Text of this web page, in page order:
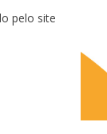
pelo site